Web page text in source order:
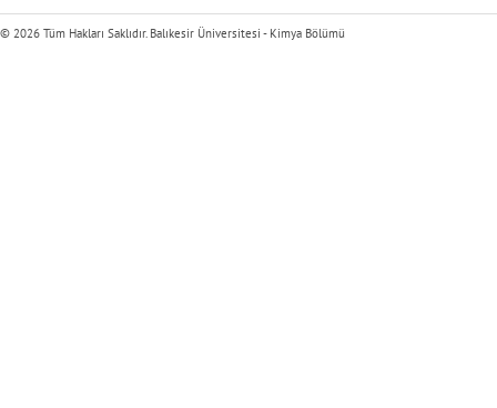
© 2026 Tüm Hakları Saklıdır. Balıkesir Üniversitesi - Kimya Bölümü